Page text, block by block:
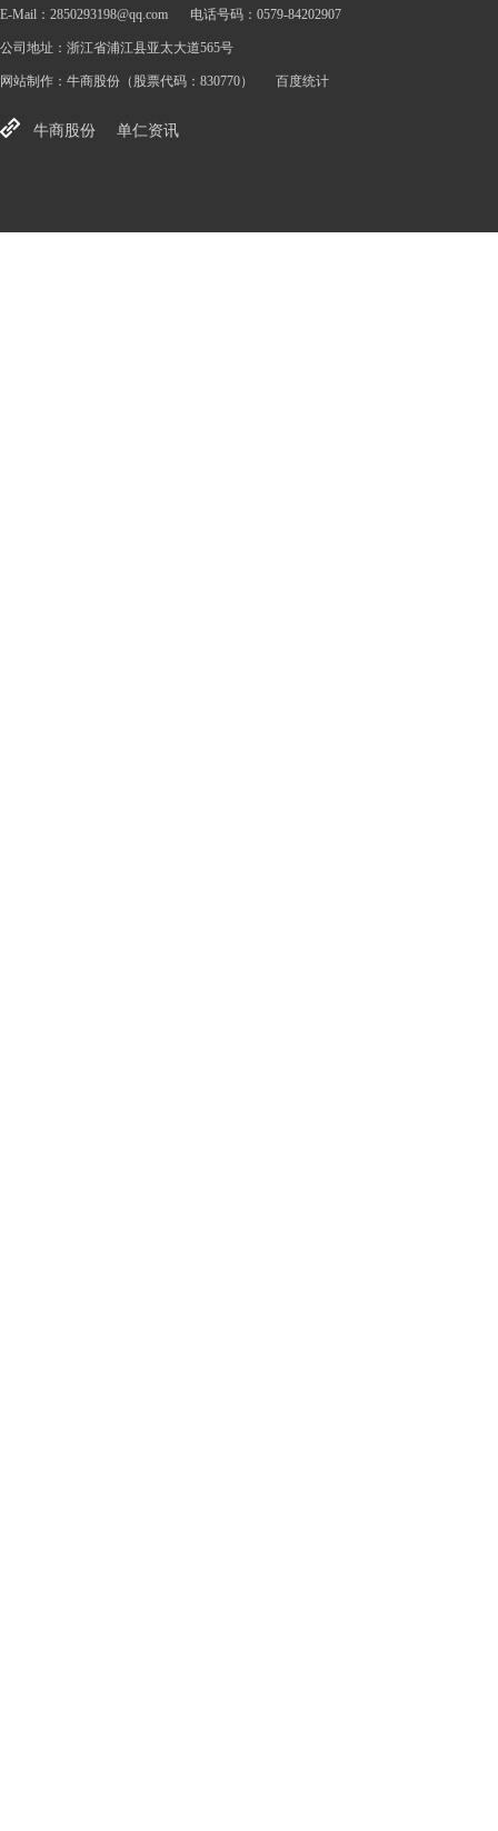
E-Mail：2850293198@qq.com 电话号码：0579-84202907
公司地址：浙江省浦江县亚太大道565号
网站制作： 牛商股份 （股票代码：830770） 百度统计
牛商股份 单仁资讯